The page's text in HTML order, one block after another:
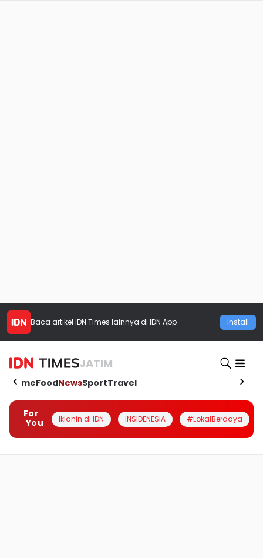
Baca artikel IDN Times lainnya di IDN App Install
JATIM
HomeFoodNewsSportTravel
For
You
Iklanin di IDN INSIDENESIA #LokalBerdaya